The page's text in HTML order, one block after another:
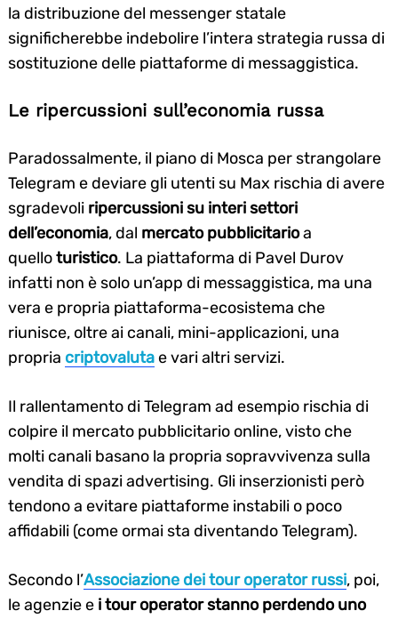
la distribuzione del messenger statale
significherebbe indebolire l’intera strategia russa di
sostituzione delle piattaforme di messaggistica.
Le ripercussioni sull’economia russa
Paradossalmente, il piano di Mosca per strangolare
Telegram e deviare gli utenti su Max rischia di avere
sgradevoli ripercussioni su interi settori
dell’economia, dal mercato pubblicitarioa
quelloturistico. La piattaforma di Pavel Durov
infatti non è solo un’app di messaggistica, ma una
vera e propria piattaforma-ecosistema che
riunisce, oltre ai canali, mini-applicazioni, una
propria criptovalutae vari altri servizi.
Il rallentamento di Telegram ad esempio rischia di
colpire il mercato pubblicitario online, visto che
molti canali basano la propria sopravvivenza sulla
vendita di spazi advertising. Gli inserzionisti però
tendono a evitare piattaforme instabili o poco
affidabili (come ormai sta diventando Telegram).
Secondo l’Associazione dei tour operator russi, poi,
le agenzie e i tour operator stanno perdendo uno